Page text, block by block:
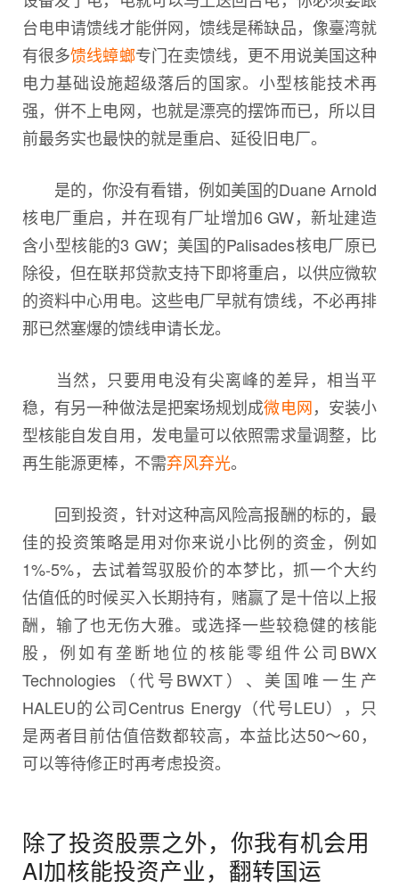
台电申请馈线才能併网，馈线是稀缺品，像臺湾就
有很多馈线蟑螂专门在卖馈线，更不用说美国这种
电力基础设施超级落后的国家。小型核能技术再
强，併不上电网，也就是漂亮的摆饰而已，所以目
前最务实也最快的就是重启、延役旧电厂。
是的，你没有看错，例如美国的Duane Arnold
核电厂重启，并在现有厂址增加6 GW，新址建造
含小型核能的3 GW；美国的Palisades核电厂原已
除役，但在联邦贷款支持下即将重启，以供应微软
的资料中心用电。这些电厂早就有馈线，不必再排
那已然塞爆的馈线申请长龙。
当然，只要用电没有尖离峰的差异，相当平
稳，有另一种做法是把案场规划成微电网，安装小
型核能自发自用，发电量可以依照需求量调整，比
再生能源更棒，不需弃风弃光。
回到投资，针对这种高风险高报酬的标的，最
佳的投资策略是用对你来说小比例的资金，例如
1%-5%，去试着驾驭股价的本梦比，抓一个大约
估值低的时候买入长期持有，赌赢了是十倍以上报
酬，输了也无伤大雅。或选择一些较稳健的核能
股，例如有垄断地位的核能零组件公司BWX
Technologies（代号BWXT）、美国唯一生产
HALEU的公司Centrus Energy（代号LEU），只
是两者目前估值倍数都较高，本益比达50～60，
可以等待修正时再考虑投资。
除了投资股票之外，你我有机会用
AI加核能投资产业，翻转国运